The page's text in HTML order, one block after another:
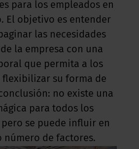
para los empleados en
El objetivo es entender
las necesidades
la empresa con una
que permita a los
flexibilizar su forma de
no existe una
para todos los
se puede influir en
número de factores.